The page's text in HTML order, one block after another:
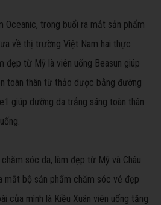
Oceanic, trong buổi ra mắt sản phẩm
về thị trường Việt Nam hai thực
đẹp từ Mỹ là viên uống Beasun giúp
toàn thân từ thảo dược bằng đường
giúp dưỡng da trắng sáng toàn thân
sóc da, làm đẹp từ Mỹ và Châu
mắt bộ sản phẩm chăm sóc vẻ đẹp
của mình là Kiều Xuân viên uống tăng